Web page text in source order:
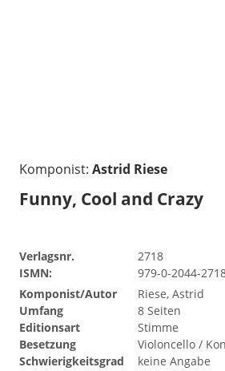
Komponist: Astrid Riese
Funny, Cool and Crazy
Verlagsnr.
2718
ISMN:
979-0-2044-
Komponist/Autor
Riese, Astrid
Umfang
8 Seiten
Editionsart
Stimme
Besetzung
Violoncello /
Schwierigkeitsgrad
keine Angabe